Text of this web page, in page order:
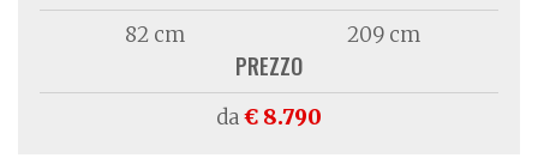
82 cm 209 cm
PREZZO
da€ 8.790